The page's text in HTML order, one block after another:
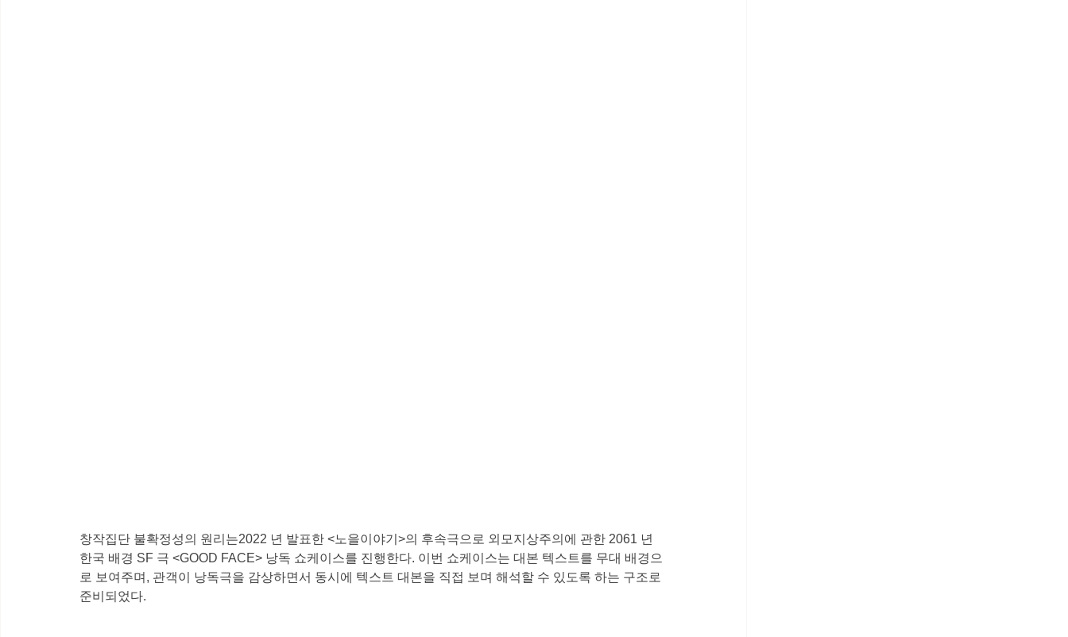
창작집단 불확정성의 원리는2022 년 발표한 <노을이야기>의 후속극으로 외모지상주의에 관한 2061 년
한국 배경 SF 극 <GOOD FACE> 낭독 쇼케이스를 진행한다. 이번 쇼케이스는 대본 텍스트를 무대 배경으
로 보여주며, 관객이 낭독극을 감상하면서 동시에 텍스트 대본을 직접 보며 해석할 수 있도록 하는 구조로
준비되었다.